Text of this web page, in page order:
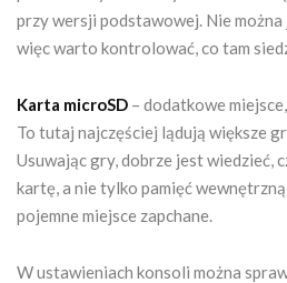
przy wersji podstawowej. Nie można
więc warto kontrolować, co tam
Karta microSD – dodatkowe
To tutaj najczęściej lądują większe
Usuwając gry, dobrze jest wiedzieć,
kartę, a nie tylko pamięć
pojemne miejsce zapchane.
W ustawieniach konsoli można